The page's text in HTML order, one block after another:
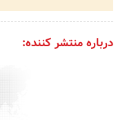
درباره منتشر کننده: